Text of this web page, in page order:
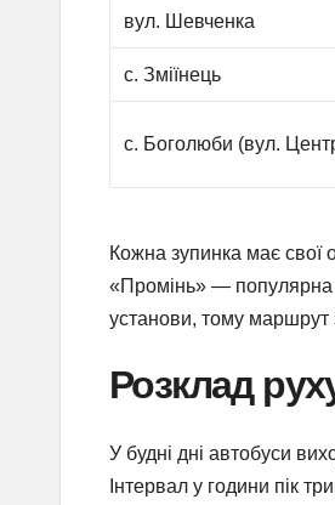
вул. Шевченка
с. Зміїнець
с. Боголюби (вул.
Кожна зупинка має свої
«Промінь» — популярна
установи, тому маршрут
Розклад
У будні дні автобуси
Інтервал у години пік